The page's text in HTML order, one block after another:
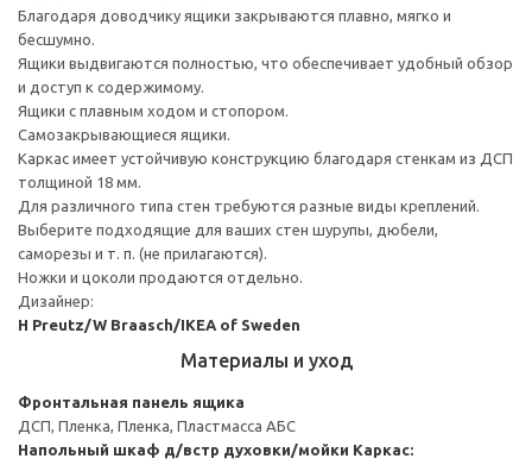
Благодаря доводчику ящики закрываются плавно, мягко и
бесшумно.
Ящики выдвигаются полностью, что обеспечивает удобный обзор
и доступ к содержимому.
Ящики с плавным ходом и стопором.
Самозакрывающиеся ящики.
Каркас имеет устойчивую конструкцию благодаря стенкам из ДСП
толщиной 18 мм.
Для различного типа стен требуются разные виды креплений.
Выберите подходящие для ваших стен шурупы, дюбели,
саморезы и т. п. (не прилагаются).
Ножки и цоколи продаются отдельно.
Дизайнер:
H Preutz/W Braasch/IKEA of Sweden
Материалы и уход
Фронтальная панель ящика
ДСП, Пленка, Пленка, Пластмасса АБС
Напольный шкаф д/встр духовки/мойки Каркас: